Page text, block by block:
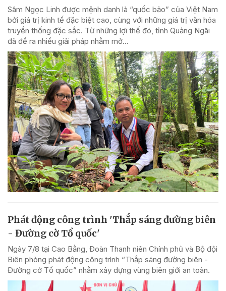
Sâm Ngọc Linh được mệnh danh là “quốc bảo” của Việt Nam
bởi giá trị kinh tế đặc biệt cao, cùng với những giá trị văn hóa
truyền thống đặc sắc. Từ những lợi thế đó, tỉnh Quảng Ngãi
đã đề ra nhiều giải pháp nhằm mở...
Phát động công trình 'Thắp sáng đường biên
- Đường cờ Tổ quốc'
Ngày 7/8 tại Cao Bằng, Đoàn Thanh niên Chính phủ và Bộ đội
Biên phòng phát động công trình “Thắp sáng đường biên -
Đường cờ Tổ quốc” nhằm xây dựng vùng biên giới an toàn.